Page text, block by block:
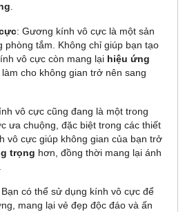
: Gương kính vô cực là một sản
phòng tắm. Không chỉ giúp bạn tạo
vô cực còn mang lại hiệu ứng
, làm cho không gian trở nên sang
vô cực cũng đang là một trong
ưa chuộng, đặc biệt trong các thiết
vô cực giúp không gian của bạn trở
trọng hơn, đồng thời mang lại ánh
Bạn có thể sử dụng kính vô cực để
mang lại vẻ đẹp độc đáo và ấn